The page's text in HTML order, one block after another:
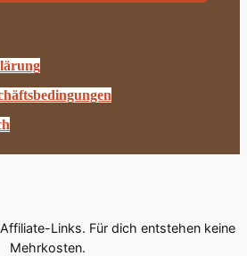
Links. Für dich entstehen keine
Mehrkosten.